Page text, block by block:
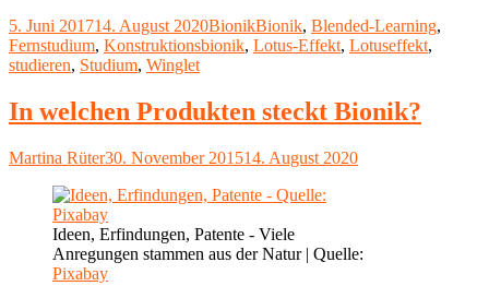
Veröffentlicht
am
5. Juni 201714. August 2020Kategorien
BionikSchlagwörter
Bionik, Blended-Learning,
Fernstudium, Konstruktionsbionik, Lotus-Effekt, Lotuseffekt,
studieren, Studium, Winglet
In welchen Produkten steckt Bionik?
Autor
Martina RüterVeröffentlicht
30. November 201514. August 2020
Ideen, Erfindungen, Patente - Viele
Anregungen stammen aus der Natur | Quelle:
Pixabay